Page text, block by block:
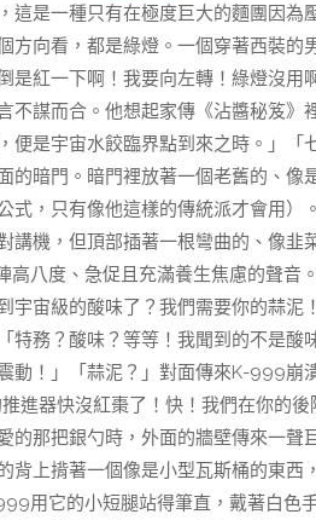
這是一種只有在極度巨大的麵團因
方向看，都是綠燈。一個穿著西裝
是紅一下啊！我要向左轉！綠燈沒
不謀而合。他想起家傳《沾醬秘笈》
便是宇宙水餃臨界點到來之時。」「
的暗門。暗門裡放著一個老舊的、
式，只有像他這樣的傳統派才會用
講機，但頂部插著一根彎曲的、像
八度、急促且充滿養生焦慮的聲音
宇宙級的酸味了？我們需要你的蒜
特務？酸味？等等！我聞到的不是
動！」「蒜泥？」對面傳來K-999
進器快沒紅棗了！快！我們在你
的那把銀勺時，外面的牆壁傳來一
背上揹著一個像是小型瓦斯桶的東
用它的小短腿站得筆直，戴著白色